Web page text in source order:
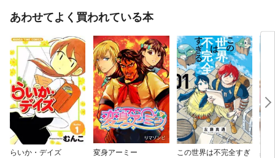
あわせてよく買われている本
らいか・デイズ 変身アーミー
この世界は不完全すぎ
異